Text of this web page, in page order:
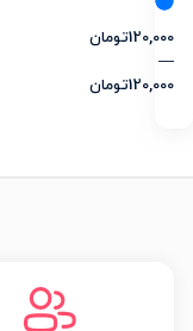
120,000تومان
—
120,000تومان